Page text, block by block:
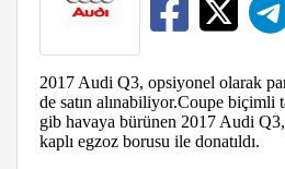
2017 Audi Q3, opsiyonel olarak
de satın alınabiliyor.Coupe biçimli
gib havaya bürünen 2017 Audi
kaplı egzoz borusu ile donatıldı.